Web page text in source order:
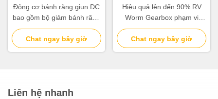
Động cơ bánh răng giun DC
bao gồm bộ giảm bánh răng
giun hoàn hảo cho thiết bị
đóng gói và dây chuyền lắp
ráp tự động
Chat ngay bây giờ
Hiệu quả lên đến 90% RV
Worm Gearbox phạm vi
năng lượng 0,06 đến 22kw
Màu xanh hoặc bạc Được
thiết kế cho tuổi thọ lâu dài
Chat ngay bây giờ
Liên hệ nhanh